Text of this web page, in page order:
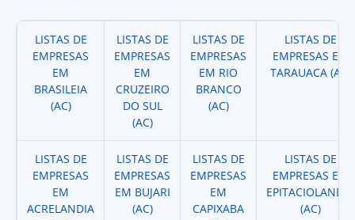
LISTAS DE
EMPRESAS
EM
BRASILEIA
(AC)
LISTAS DE
EMPRESAS
EM
CRUZEIRO
DO SUL
(AC)
LISTAS DE
EMPRESAS
EM RIO
BRANCO
(AC)
LISTAS DE
EMPRESAS EM
TARAUACA (AC)
LISTAS DE
EMPRESAS
EM
ACRELANDIA
LISTAS DE
EMPRESAS
EM BUJARI
(AC)
LISTAS DE
EMPRESAS
EM
CAPIXABA
LISTAS DE
EMPRESAS EM
EPITACIOLANDIA
(AC)